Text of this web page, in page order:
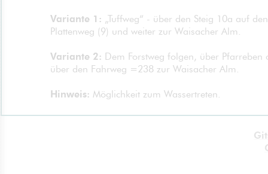
Variante 1: „Tuffweg“ - über den Steig 10a auf den
Plattenweg (9) und weiter zur Waisacher Alm.
Variante 2: Dem Forstweg folgen, über Pfarreben
über den Fahrweg =238 zur Waisacher Alm.
Hinweis: Möglichkeit zum Wassertreten.